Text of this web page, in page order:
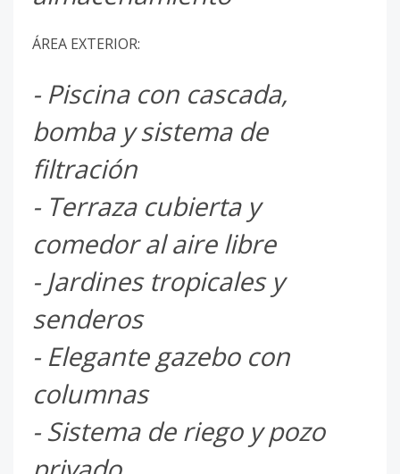
ÁREA EXTERIOR:
- Piscina con cascada,
bomba y sistema de
filtración
- Terraza cubierta y
comedor al aire libre
- Jardines tropicales y
senderos
- Elegante gazebo con
columnas
- Sistema de riego y pozo